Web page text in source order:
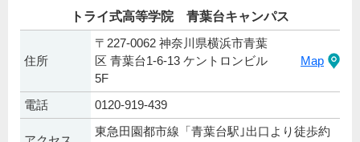
トライ式高等学院 青葉台キャンパス
住所
〒227-0062 神奈川県横浜市青葉
区 青葉台1-6-13 ケントロンビル
5F
Map
電話 0120-919-439
東急田園都市線「青葉台駅｣出口より徒歩約